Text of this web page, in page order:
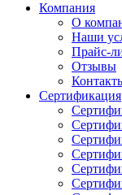
Компания
О
Наши
Прайс-
Отзывы
Сертификация